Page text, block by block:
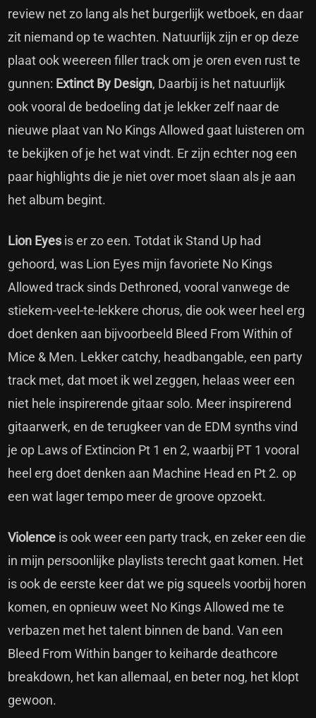
review net zo lang als het burgerlijk wetboek, en daar
zit niemand op te wachten. Natuurlijk zijn er op deze
plaat ook weereen filler track om je oren even rust te
gunnen: Extinct By Design, Daarbij is het natuurlijk
ook vooral de bedoeling dat je lekker zelf naar de
nieuwe plaat van No Kings Allowed gaat luisteren om
te bekijken of je het wat vindt. Er zijn echter nog een
paar highlights die je niet over moet slaan als je aan
het album begint.
Lion Eyes is er zo een. Totdat ik Stand Up had
gehoord, was Lion Eyes mijn favoriete No Kings
Allowed track sinds Dethroned, vooral vanwege de
stiekem-veel-te-lekkere chorus, die ook weer heel erg
doet denken aan bijvoorbeeld Bleed From Within of
Mice & Men. Lekker catchy, headbangable, een party
track met, dat moet ik wel zeggen, helaas weer een
niet hele inspirerende gitaar solo. Meer inspirerend
gitaarwerk, en de terugkeer van de EDM synths vind
je op Laws of Extincion Pt 1 en 2, waarbij PT 1 vooral
heel erg doet denken aan Machine Head en Pt 2. op
een wat lager tempo meer de groove opzoekt.
Violence is ook weer een party track, en zeker een die
in mijn persoonlijke playlists terecht gaat komen. Het
is ook de eerste keer dat we pig squeels voorbij horen
komen, en opnieuw weet No Kings Allowed me te
verbazen met het talent binnen de band. Van een
Bleed From Within banger to keiharde deathcore
breakdown, het kan allemaal, en beter nog, het klopt
gewoon.